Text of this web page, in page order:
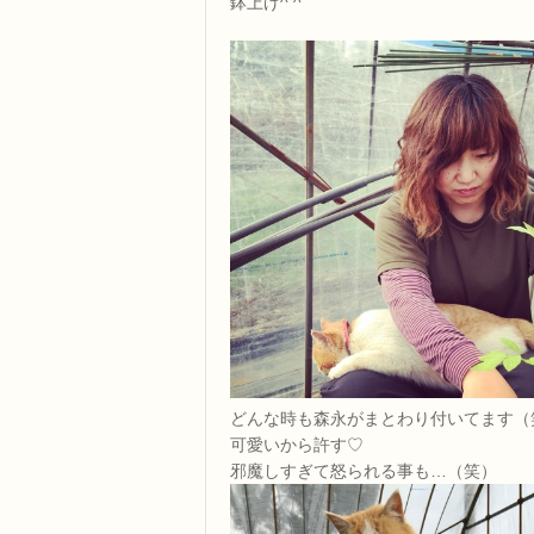
どんな時も森永がまとわり付いてます
可愛いから許す♡
邪魔しすぎて怒られる事も…（笑）